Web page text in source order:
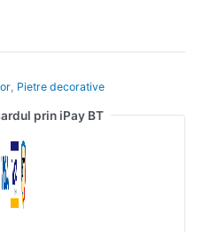
Pietre decorative
prin iPay BT